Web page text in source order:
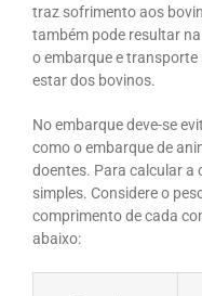
traz sofrimento aos
também pode resultar
o embarque e
estar dos bovinos.
No embarque deve-se
como o embarque de
doentes. Para calcular a
simples. Considere o
comprimento de cada
abaixo: